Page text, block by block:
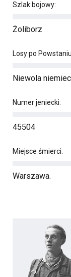
Szlak bojowy:
Żoliborz
Losy po
Niewola
Numer jeniecki:
45504
Miejsce śmierci:
Warszawa.